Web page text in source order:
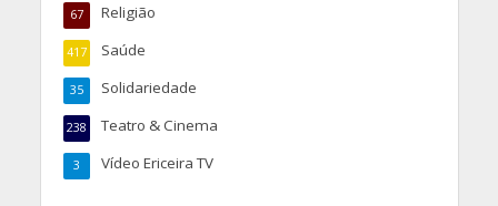
Religião
67
Saúde
417
Solidariedade
35
Teatro & Cinema
238
Vídeo Ericeira TV
3